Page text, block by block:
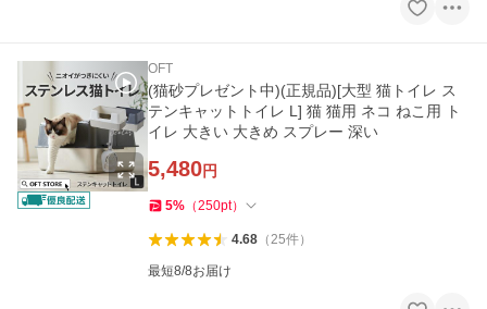
OFT
(猫砂プレゼント中)(正規品)[大型 猫トイレ ス
テンキャットトイレ L] 猫 猫用 ネコ ねこ用 ト
イレ 大きい 大きめ スプレー 深い
5,480円
5% （250pt）
4.68（25件）
最短8/8お届け